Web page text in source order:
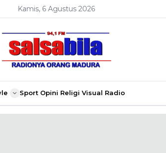
Kamis, 6 Agustus 2026
Sport Opini Religi Visual Radio